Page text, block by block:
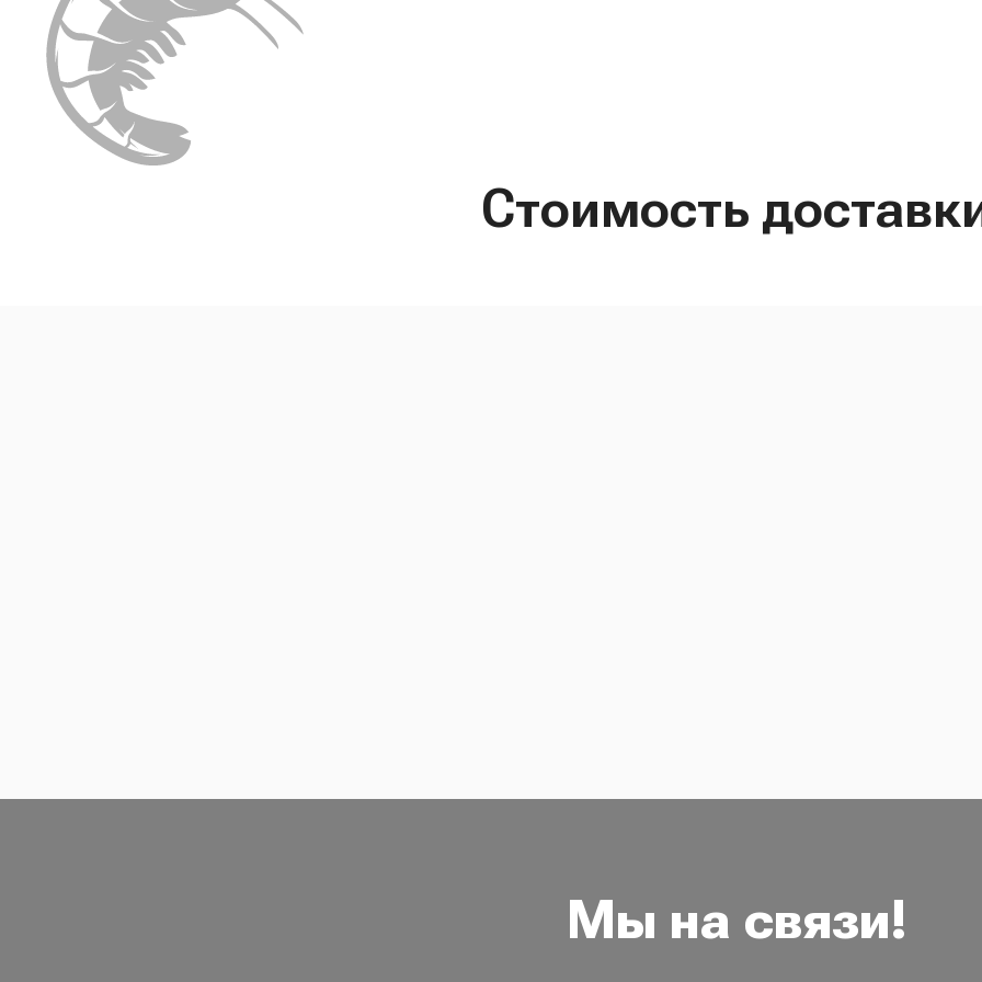
Стоимость
Мы на связи!